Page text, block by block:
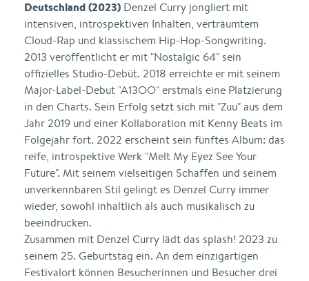
Deutschland (2023) Denzel Curry jongliert mit
intensiven, introspektiven Inhalten, verträumtem
Cloud-Rap und klassischem Hip-Hop-Songwriting.
2013 veröffentlicht er mit "Nostalgic 64" sein
offizielles Studio-Debüt. 2018 erreichte er mit seinem
Major-Label-Debut "A13OO" erstmals eine Platzierung
in den Charts. Sein Erfolg setzt sich mit "Zuu" aus dem
Jahr 2019 und einer Kollaboration mit Kenny Beats im
Folgejahr fort. 2022 erscheint sein fünftes Album: das
reife, introspektive Werk "Melt My Eyez See Your
Future". Mit seinem vielseitigen Schaffen und seinem
unverkennbaren Stil gelingt es Denzel Curry immer
wieder, sowohl inhaltlich als auch musikalisch zu
beeindrucken.
Zusammen mit Denzel Curry lädt das splash! 2023 zu
seinem 25. Geburtstag ein. An dem einzigartigen
Festivalort können Besucherinnen und Besucher drei